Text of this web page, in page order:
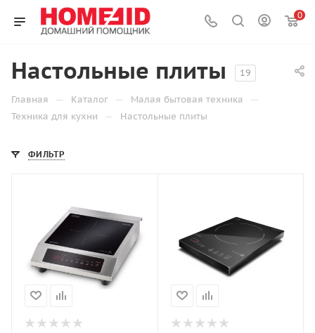
0
Настольные плиты 19
Главная — Каталог — Малая бытовая техника —
Техника для кухни — Настольные плиты
ФИЛЬТР